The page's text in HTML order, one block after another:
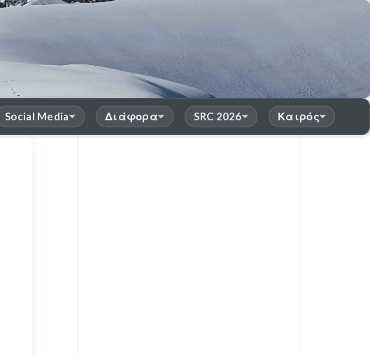
Social Media Διάφορα SRC 2026 Καιρός